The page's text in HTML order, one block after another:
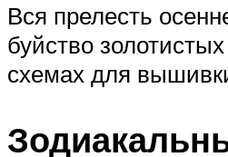
Вся прелесть
буйство
схемах для